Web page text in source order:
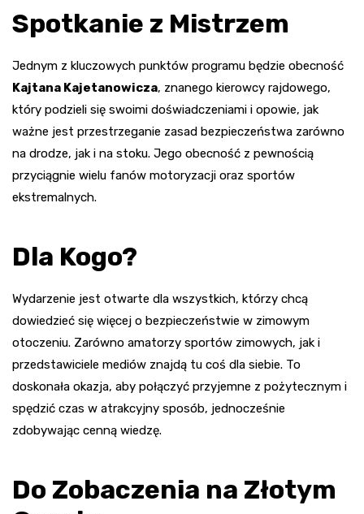
Spotkanie z Mistrzem
Jednym z kluczowych punktów programu będzie obecność
Kajtana Kajetanowicza, znanego kierowcy rajdowego,
który podzieli się swoimi doświadczeniami i opowie, jak
ważne jest przestrzeganie zasad bezpieczeństwa zarówno
na drodze, jak i na stoku. Jego obecność z pewnością
przyciągnie wielu fanów motoryzacji oraz sportów
ekstremalnych.
Dla Kogo?
Wydarzenie jest otwarte dla wszystkich, którzy chcą
dowiedzieć się więcej o bezpieczeństwie w zimowym
otoczeniu. Zarówno amatorzy sportów zimowych, jak i
przedstawiciele mediów znajdą tu coś dla siebie. To
doskonała okazja, aby połączyć przyjemne z pożytecznym i
spędzić czas w atrakcyjny sposób, jednocześnie
zdobywając cenną wiedzę.
Do Zobaczenia na Złotym